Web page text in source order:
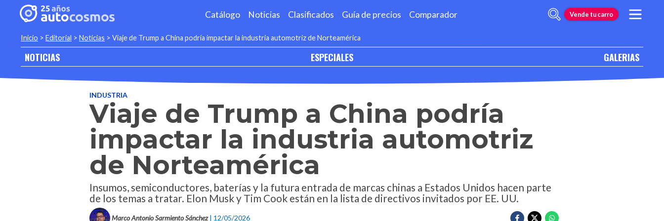
Catálogo Noticias Clasificados Guía de precios Comparador Vende tu carro
Inicio > Editorial > Noticias > Viaje de Trump a China podría impactar la industria automotriz de Norteamérica
NOTICIAS ESPECIALES GALERIAS
INDUSTRIA
Viaje de Trump a China podría
impactar la industria automotriz
de Norteamérica
Insumos, semiconductores, baterías y la futura entrada de marcas chinas a Estados Unidos hacen parte
de los temas a tratar. Elon Musk y Tim Cook están en la lista de directivos invitados por EE. UU.
Marco Antonio Sarmiento Sánchez | 12/05/2026